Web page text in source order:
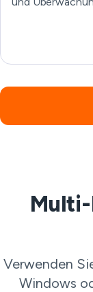
Verwenden
Windows